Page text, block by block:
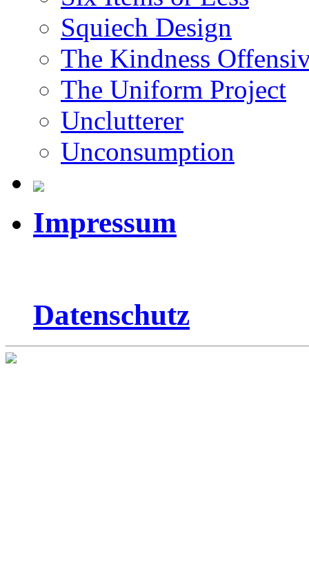
Squiech Design
The Kindness
The Uniform Project
Unclutterer
Unconsumption
Impressum
Datenschutz